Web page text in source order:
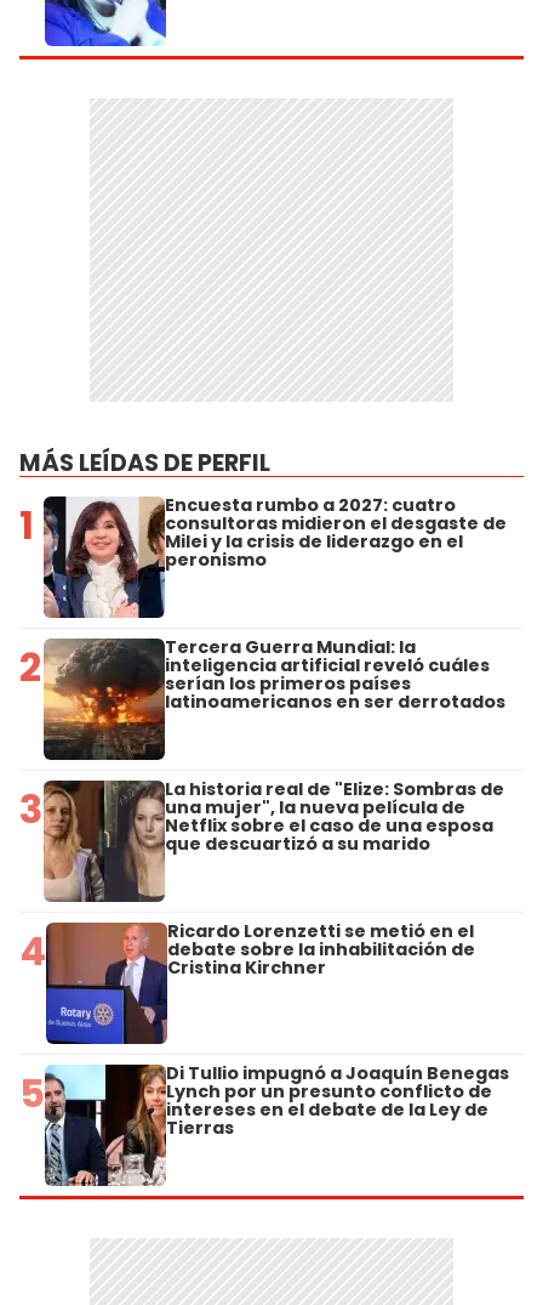
MÁS LEÍDAS DE PERFIL
1 Encuesta rumbo a 2027: cuatro
consultoras midieron el desgaste de
Milei y la crisis de liderazgo en el
peronismo
2 Tercera Guerra Mundial: la
inteligencia artificial reveló cuáles
serían los primeros países
latinoamericanos en ser derrotados
3 La historia real de "Elize: Sombras de
una mujer", la nueva película de
Netflix sobre el caso de una esposa
que descuartizó a su marido
4 Ricardo Lorenzetti se metió en el
debate sobre la inhabilitación de
Cristina Kirchner
5 Di Tullio impugnó a Joaquín Benegas
Lynch por un presunto conflicto de
intereses en el debate de la Ley de
Tierras